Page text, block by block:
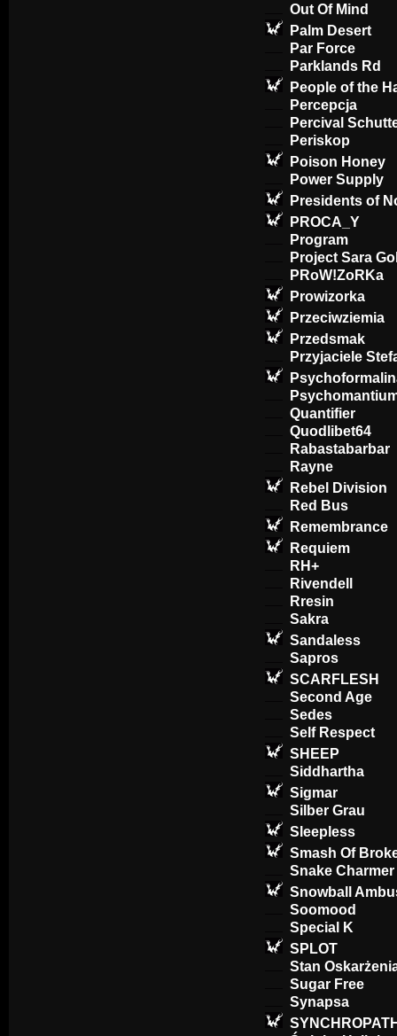
Out Of Mind
Palm Desert
Par Force
Parklands Rd
People of the
Percepcja
Percival
Periskop
Poison Honey
Power Supply
Presidents of
PROCA_Y
Program
Project Sara
PRoW!ZoRKa
Prowizorka
Przeciwziemia
Przedsmak
Przyjaciele
Quantifier
Quodlibet64
Rabastabarbar
Rayne
Rebel Division
Red Bus
Remembrance
Requiem
RH+
Rivendell
Rresin
Sakra
Sandaless
Sapros
SCARFLESH
Second Age
Sedes
Self Respect
SHEEP
Siddhartha
Sigmar
Silber Grau
Sleepless
Smash Of
Snake Charmer
Snowball
Soomood
Special K
SPLOT
Stan
Sugar Free
Synapsa